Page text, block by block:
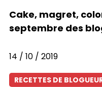
Cake, magret,
septembre des
14 / 10 / 2019
RECETTES DE